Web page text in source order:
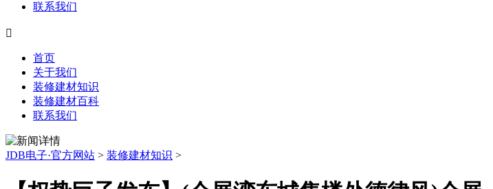
联系我们

首页
关于我们
装修建材知识
装修建材百科
联系我们
JDB电子·官方网站 > 装修建材知识 >